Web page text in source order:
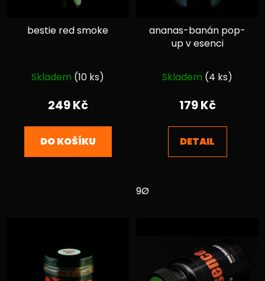
bestie red smoke
hodnocení
produktu
5,0
z
Skladem (10 ks)
249 Kč
DO KOŠÍKU
ananas-banán pop-
up v esenci
hodnocení
produktu
4,9
z
Skladem (4 ks)
179 Kč
DETAIL
9Ø